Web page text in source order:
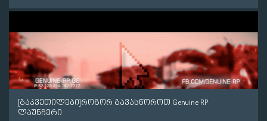
[გაკვეთილები]როგორ გავასწოროთ Genuine RP
ლაუნჩერი